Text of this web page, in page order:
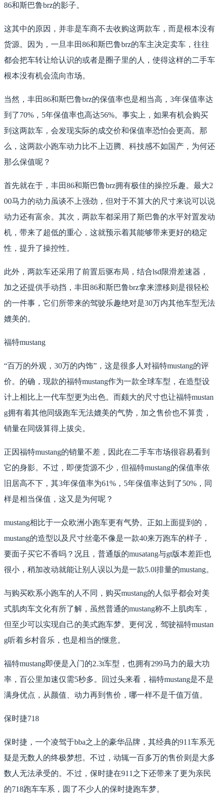
86和斯巴鲁brz的影子。
这其中的原因，并非是车商不去收购这两款车，而是根本没有
货源。因为，一旦丰田86和斯巴鲁brz的车主决定卖车，往往
都会把车转让给认识的或者是圈子里的人，使得这样的二手车
根本没有机会流向市场。
当然，丰田86和斯巴鲁brz的保值率也是相当高，3年保值率达
到了70%，5年保值率也高达56%。事实上，如果有机会购买
到这两款车，会发现实际的成交价和保值率恐怕会更高。那
么，这两款小跑车动力比不上迈腾、科技感不如国产，为何还
那么保值呢？
首先就在于，丰田86和斯巴鲁brz拥有极佳的操控乐趣。最大2
00马力的动力虽谈不上强劲，但对于不算大的尺寸来说可以说
动力还有富余。其次，两款车都采用了斯巴鲁的水平対置发动
机，带来了超低的重心，这就预示着其能够带来更好的稳定
性，提升了操控性。
此外，两款车还采用了前置后驱布局，结合lsd限滑差速器，
加之还提供手动挡，丰田86和斯巴鲁brz拿来漂移则是很轻松
的一件事，它们所带来的驾驶乐趣绝对是30万内其他车型无法
媲美的。
福特mustang
“百万的外观，30万的内饰”，这是很多人对福特mustang的评
价。的确，现款的福特mustang作为一款全球车型，在造型设
计上相比上一代车型更为出色。而颇大的尺寸也让福特mustan
g拥有着其他同级跑车无法媲美的气势，加之售价也不算贵，
销量在同级算得上拔尖。
正因福特mustang的销量不差，因此在二手车市场很容易看到
它的身影。不过，即便货源不少，但福特mustang的保值率依
旧居高不下，其3年保值率为61%，5年保值率达到了50%，同
样是相当保值，这又是为何呢？
mustang相比于一众欧洲小跑车更有气势。正如上面提到的，
mustang的造型以及尺寸丝毫不像是一款40来万跑车的样子，
要面子买它不香吗？况且，普通版的musatang与gt版本差距也
很小，稍加改动就能让别人误以为是一款5.0l排量的mustang。
与购买欧系小跑车的人不同，购买mustang的人似乎都会对美
式肌肉车文化有所了解，虽然普通的mustang称不上肌肉车，
但至少可以实现自己的美式跑车梦。更何况，驾驶福特mustan
g听着乡村音乐，也是相当的惬意。
福特mustang即便是入门的2.3t车型，也拥有299马力的最大功
率，百公里加速仅需5秒多。回过头来看，福特mustang是不是
满身优点，从颜值、动力再到售价，哪一样不是千值万值。
保时捷718
保时捷，一个凌驾于bba之上的豪华品牌，其经典的911车系无
疑是无数人的终极梦想。不过，动辄一百多万的售价则是大多
数人无法承受的。不过，保时捷在911之下还带来了更为亲民
的718跑车车系，圆了不少人的保时捷跑车梦。